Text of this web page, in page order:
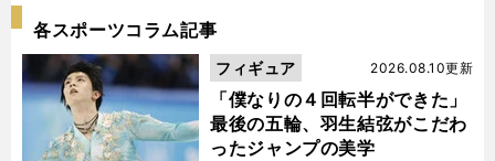
各スポーツコラム記事
「僕なりの４回転半ができた」
最後の五輪、羽生結弦がこだわ
ったジャンプの美学
2026.08.10更新
フィギュア